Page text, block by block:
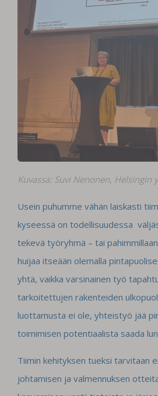
Kuvassa: Suvi Nenonen, Helsingin
Usein puhumme vähän laiskasti
kyseessä on todellisuudessa
tekevä työryhmä – tai
huijaa itseään olemalla
yhtä, vaikka varsinainen työ
tarkoitettujen rakenteiden
luottamusta ei ole, yhteistyö jää
toimimisen potentiaalista saada
Tiimin kehityksen tueksi tarvitaan
johtamisen ja valmennuksen